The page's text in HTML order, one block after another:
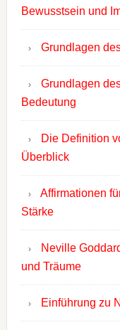
Bewusstsein und
Grundlagen
Grundlagen
Bedeutung
Die Definition
Überblick
Affirmationen
Stärke
Neville
und Träume
Einführung zu